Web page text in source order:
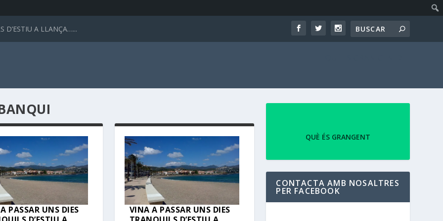
D’ESTIU A LLANÇA…...
PASSAR UNS DIES
VINA A PASSAR UNS DIES
QUÈ ÉS GRANGENT
CONTACTA AMB NOSALTRES
PER FACEBOOK